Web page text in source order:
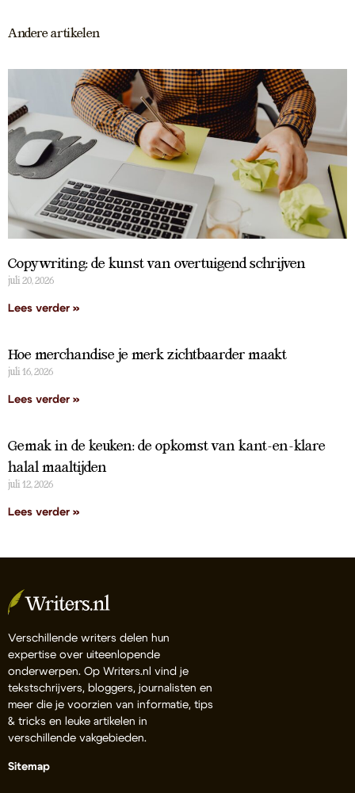
Andere artikelen
Copywriting: de kunst van overtuigend schrijven
juli 20, 2026
Lees verder »
Hoe merchandise je merk zichtbaarder maakt
juli 16, 2026
Lees verder »
Gemak in de keuken: de opkomst van kant-en-klare
halal maaltijden
juli 12, 2026
Lees verder »
Verschillende writers delen hun
expertise over uiteenlopende
onderwerpen. Op Writers.nl vind je
tekstschrijvers, bloggers, journalisten en
meer die je voorzien van informatie, tips
& tricks en leuke artikelen in
verschillende vakgebieden.
Sitemap